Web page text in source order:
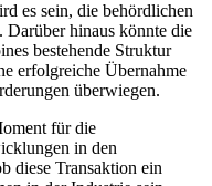
es sein, die behördlichen
Darüber hinaus könnte die
bestehende Struktur
erfolgreiche Übernahme
überwiegen.
für die
in den
diese Transaktion ein